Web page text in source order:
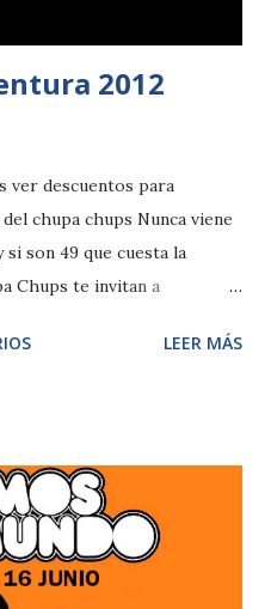
2012
ver descuentos para
chupa chups Nunca viene
son 49 que cuesta la
Chups te invitan a
o cupón de 2x1. Esta
LEER MÁS